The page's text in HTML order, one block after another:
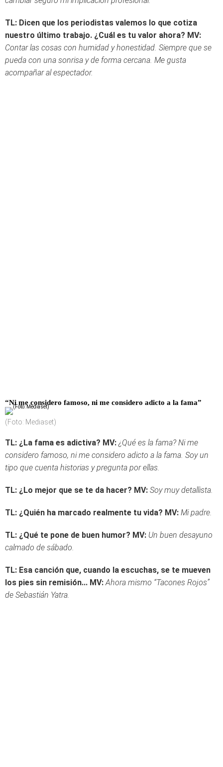
TL: Dicen que los periodistas valemos lo que cotiza
nuestro último trabajo. ¿Cuál es tu valor ahora? MV:
Contar las cosas con humidad y honestidad. Siempre que se
pueda con una sonrisa y de forma cercana. Me gusta
acompañar al espectador.
“Ni me considero famoso, ni me considero adicto a la fama”
(Foto: Mediaset)
TL: ¿La fama es adictiva? MV: ¿Qué es la fama? Ni me
considero famoso, ni me considero adicto a la fama. Soy un
tipo que cuenta historias y pregunta por ellas.
TL: ¿Lo mejor que se te da hacer? MV: Soy muy detallista.
TL: ¿Quién ha marcado realmente tu vida? MV: Mi padre.
TL: ¿Qué te pone de buen humor? MV: Un buen desayuno
calmado de sábado.
TL: Esa canción que, cuando la escuchas, se te mueven
los pies sin remisión... MV: Ahora mismo “Tacones Rojos”
de Sebastián Yatra.